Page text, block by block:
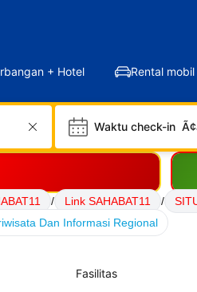
+ Hotel Rental mobil
Waktu check-in
/ Link SAHABAT11 /
Dan Informasi Regional
Fasilitas